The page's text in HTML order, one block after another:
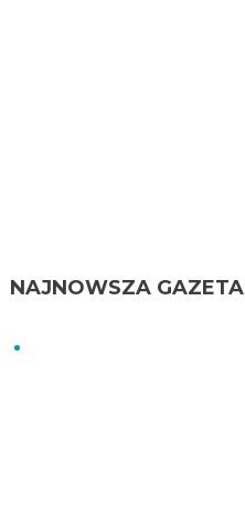
NAJNOWSZA GAZETA